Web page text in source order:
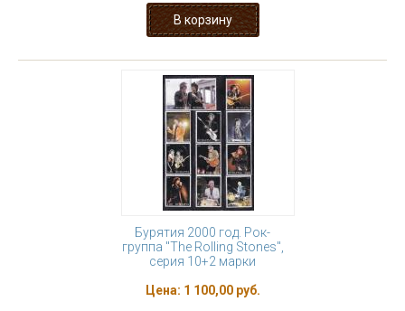
Бурятия 2000 год. Рок-
группа "The Rolling Stones",
серия 10+2 марки
Цена: 1 100,00 руб.